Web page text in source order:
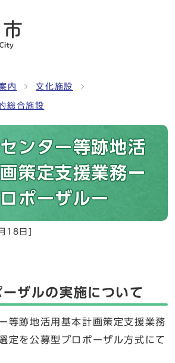
内 文化施設
総合施設
ンター等跡地活
策定支援業務ー
ポーザルー
18日
ザルの実施について
等跡地活用基本計画策定支援業務
定を公募型プロポーザル方式にて